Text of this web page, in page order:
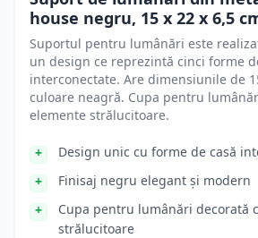
house negru, 15 x 22 x 6,5
Suportul pentru lumânări este
un design ce reprezintă cinci forme
interconectate. Are dimensiunile de
culoare neagră. Cupa pentru
elemente strălucitoare.
Design unic cu forme de casă
Finisaj negru elegant și modern
Cupa pentru lumânări decorată
strălucitoare